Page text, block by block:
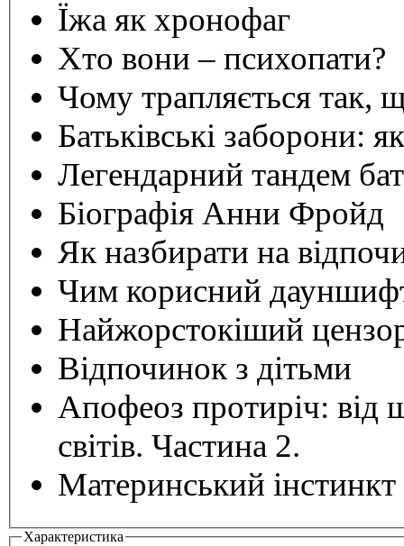
Їжа як хронофаг
Хто вони – психопати?
Чому трапляється так,
Батьківські заборони:
Легендарний тандем
Біографія Анни Фройд
Як назбирати на
Чим корисний
Найжорстокіший
Відпочинок з дітьми
Апофеоз протиріч: від
світів. Частина 2.
Материнський
Характеристика